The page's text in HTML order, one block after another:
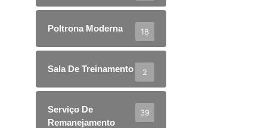
Poltrona Moderna 18
Sala De Treinamento 2
Serviço De
Remanejamento
39